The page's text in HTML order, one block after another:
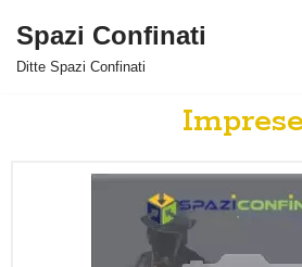
Vai
Spazi Confinati
Ditte Spazi Confinati
Imprese